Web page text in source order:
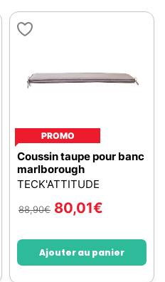
PROMO
Coussin taupe pour banc
marlborough
TECK'ATTITUDE
88,90€ 80,01€
Ajouter au panier